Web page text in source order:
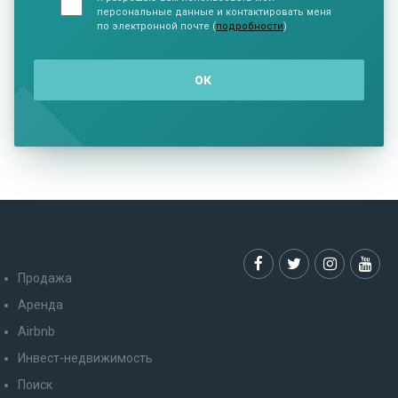
персональные данные и контактировать меня
по электронной почте (подробности)
Продажа
Аренда
Airbnb
Инвест-недвижимость
Поиск